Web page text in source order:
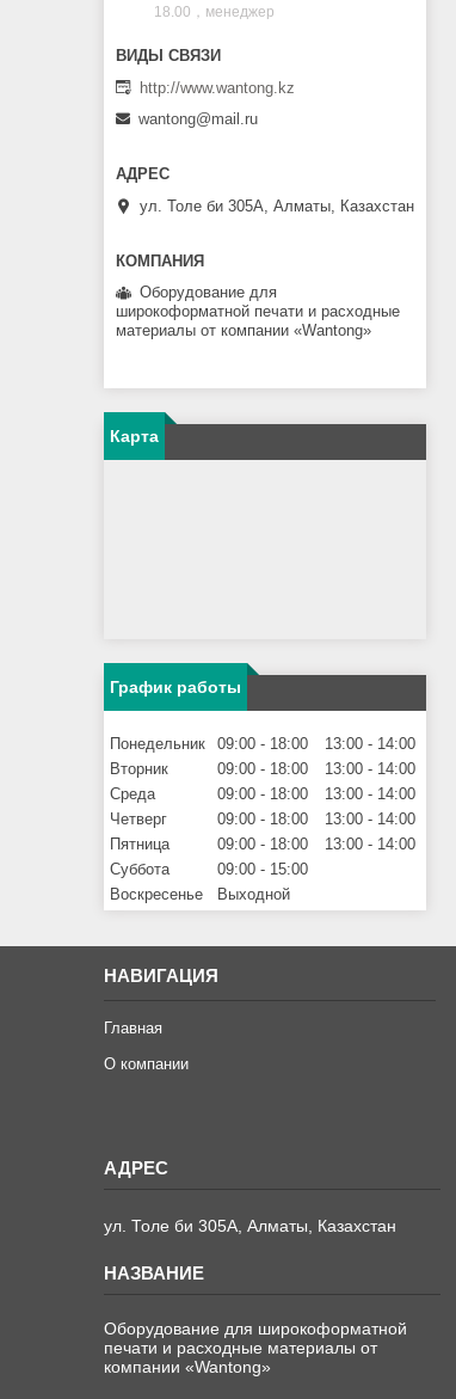
18.00，менеджер
http://www.wantong.kz
wantong@mail.ru
ул. Толе би 305А, Алматы, Казахстан
Оборудование для
широкоформатной печати и расходные
материалы от компании «Wantong»
Карта
График работы
Понедельник 09:00 18:00 13:00
14:00
Вторник
09:00 18:00 13:00
14:00
Среда
09:00 18:00 13:00
14:00
Четверг
09:00 18:00 13:00
14:00
Пятница
09:00 18:00 13:00
14:00
Суббота
09:00
15:00
Воскресенье
Выходной
НАВИГАЦИЯ
Главная
О компании
ул. Толе би 305А, Алматы, Казахстан
Оборудование для широкоформатной
печати и расходные материалы от
компании «Wantong»